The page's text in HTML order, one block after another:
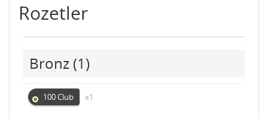
Rozetler
Bronz (1)
100 Club x1